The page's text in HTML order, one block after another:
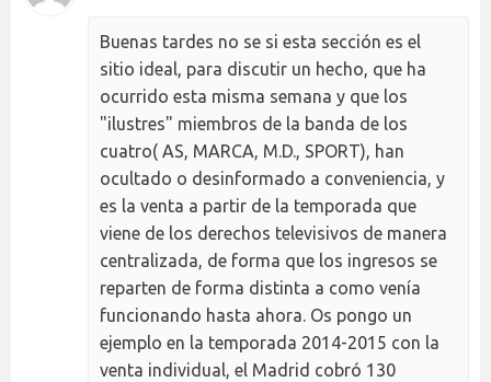
Buenas tardes no se si esta sección es el
sitio ideal, para discutir un hecho, que ha
ocurrido esta misma semana y que los
"ilustres" miembros de la banda de los
cuatro( AS, MARCA, M.D., SPORT), han
ocultado o desinformado a conveniencia, y
es la venta a partir de la temporada que
viene de los derechos televisivos de manera
centralizada, de forma que los ingresos se
reparten de forma distinta a como venía
funcionando hasta ahora. Os pongo un
ejemplo en la temporada 2014-2015 con la
venta individual, el Madrid cobró 130